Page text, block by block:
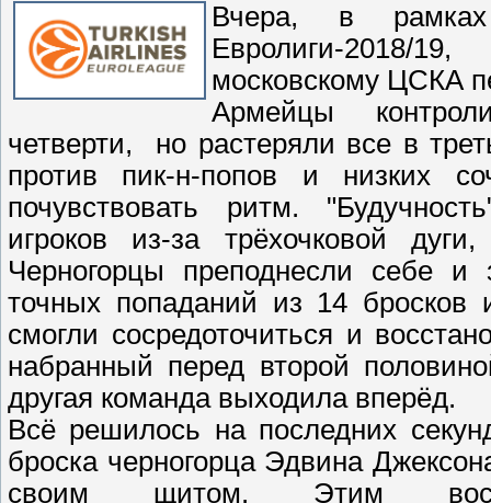
Вчера, в рамках
Евролиги-2018/
московскому ЦСКА
Армейцы
четверти, но растеряли все в
против пик-н-попов и низких
почувствовать ритм.
игроков из-за трёхочковой
Черногорцы преподнесли себе и
точных попаданий из 14 бросков
смогли сосредоточиться и
набранный перед второй
другая команда выходила вперёд.
Всё решилось на последних
броска черногорца Эдвина
своим щитом. Этим